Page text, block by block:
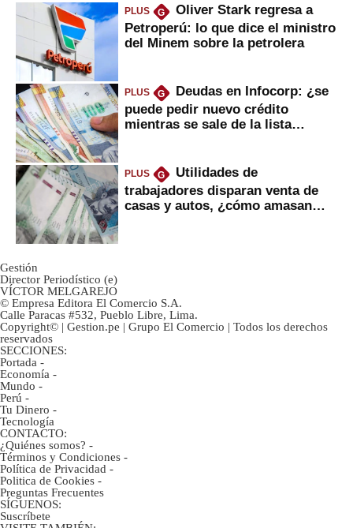
PLUS G
Oliver Stark regresa a
Petroperú: lo que dice el ministro
del Minem sobre la petrolera
PLUS G
Deudas en Infocorp: ¿se
puede pedir nuevo crédito
mientras se sale de la lista
PLUS G
Utilidades de
trabajadores disparan venta de
casas y autos, ¿cómo amasan
Gestión
Director Periodístico (e)
VÍCTOR MELGAREJO
© Empresa Editora El Comercio S.A.
Calle Paracas #532, Pueblo Libre, Lima.
Copyright© | Gestion.pe | Grupo El Comercio | Todos los derechos
reservados
SECCIONES:
Portada -
Economía -
Mundo -
Perú -
Tu Dinero -
Tecnología
CONTACTO:
¿Quiénes somos? -
Términos y Condiciones -
Política de Privacidad -
Politica de Cookies -
Preguntas Frecuentes
SÍGUENOS:
Suscríbete